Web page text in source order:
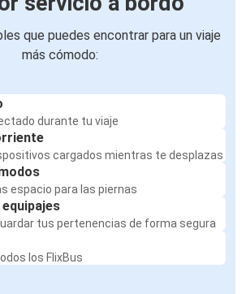
que puedes encontrar para un viaje
más cómodo:
durante tu viaje
cargados mientras te desplazas
espacio para las piernas
tus pertenencias de forma segura
los FlixBus